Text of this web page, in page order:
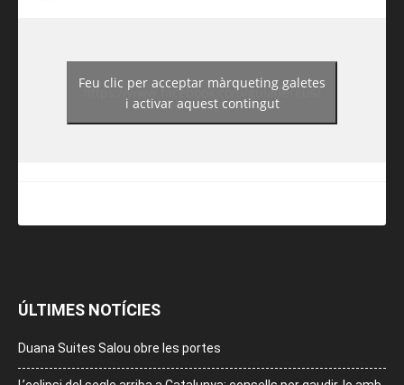
https://www.facebook.com/guiadereus/
Feu clic per acceptar màrqueting galetes
i activar aquest contingut
ÚLTIMES NOTÍCIES
Duana Suites Salou obre les portes